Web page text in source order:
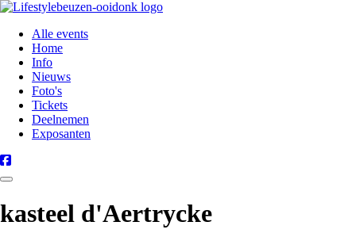
Alle events
Home
Info
Nieuws
Foto's
Tickets
Deelnemen
Exposanten
kasteel d'Aertrycke